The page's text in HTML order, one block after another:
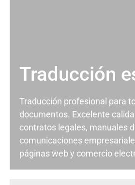
Traducción
Traducción profesional para
documentos. Excelente
contratos legales, manuales
comunicaciones
páginas web y comercio